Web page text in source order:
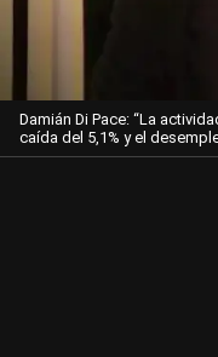
Damián Di Pace: “La
caída del 5,1% y el